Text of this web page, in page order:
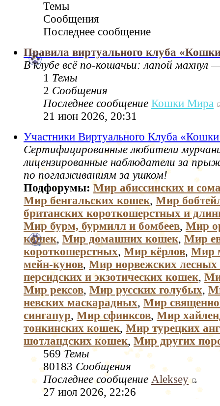
Темы
Сообщения
Последнее сообщение
Правила виртуального клуба
В клубе всё по‑кошачьи: лапой махнул
1 Темы
2 Сообщения
Последнее сообщение Кошки Мира
21 июн 2026, 20:31
Участники Виртуального Клуба
Сертифицированные любители
лицензированные наблюдатели за
по поглаживаниям за ушком!
Подфорумы:Мир абиссинских и
Мир бенгальских кошек, Мир
британских короткошерстных и
Мир бурм, бурмилл и бомбеев, Мир
кошек, Мир домашних кошек, Мир
короткошерстных, Мир кёрлов, Мир
мейн-кунов, Мир норвежских
персидских и экзотических кошек,
Мир рексов, Мир русских голубых,
невских маскарадных, Мир
сингапур, Мир сфинксов, Мир
тонкинских кошек, Мир турецких
шотландских кошек, Мир других
569 Темы
80183 Сообщения
Последнее сообщение Aleksey
27 июл 2026, 22:26